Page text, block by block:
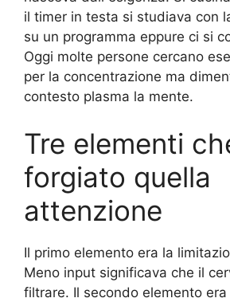
il timer in testa si studiava con
su un programma eppure ci si
Oggi molte persone cercano
per la concentrazione ma
contesto plasma la mente.
Tre elementi
forgiato quella
attenzione
Il primo elemento era la
Meno input significava che il
filtrare. Il secondo elemento era